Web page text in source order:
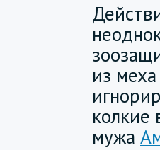
из
мужа